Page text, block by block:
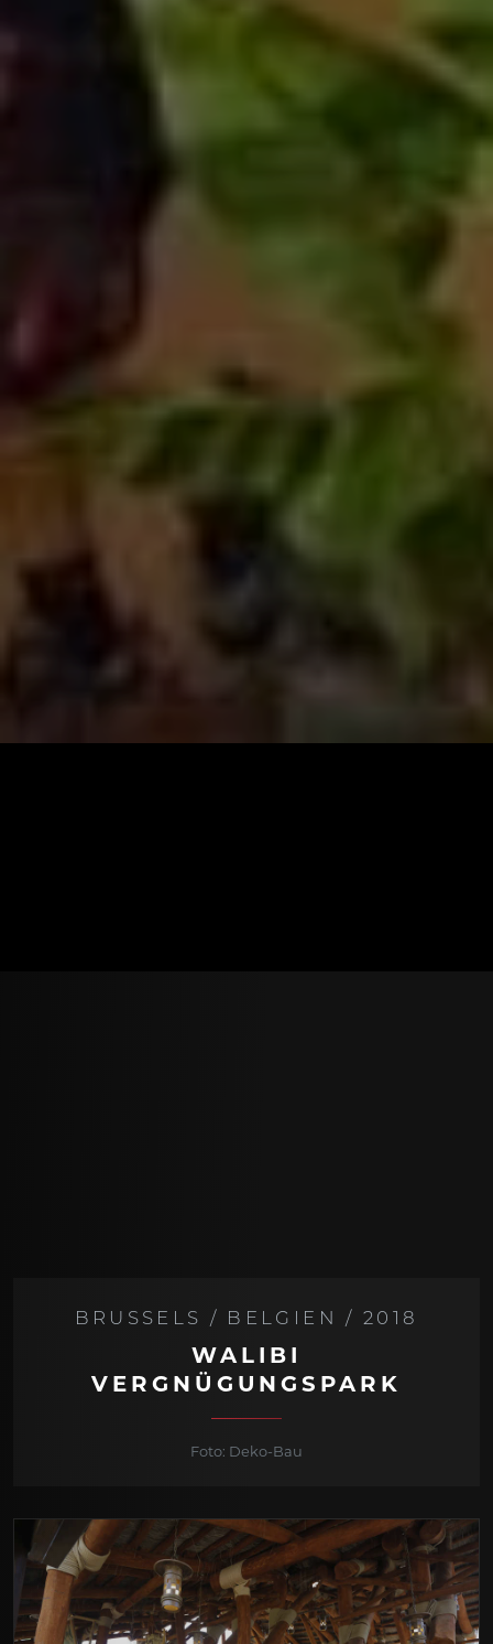
BRUSSELS / BELGIEN / 2018
WALIBI
VERGNÜGUNGSPARK
Foto: Deko-Bau